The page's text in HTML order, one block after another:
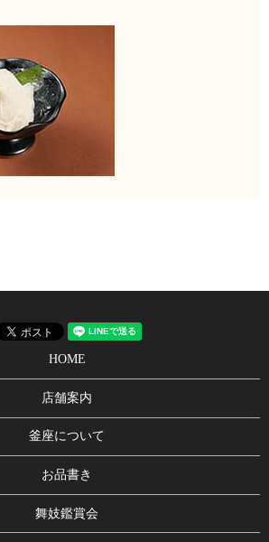
HOME
店舗案内
釜座について
お品書き
舞妓鑑賞会